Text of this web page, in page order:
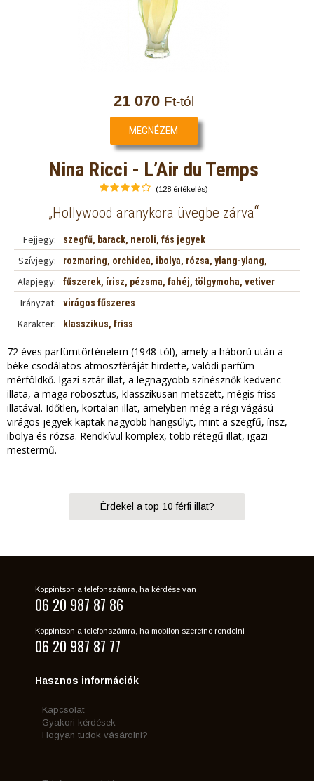
21 070 Ft-tól
MEGNÉZEM
Nina Ricci - L’Air du Temps
(128 értékelés)
„Hollywood aranykora üvegbe zárva“
Fejjegy: szegfű, barack, neroli, fás jegyek
Szívjegy:
rozmaring, orchidea, ibolya, rózsa, ylang-ylang,
szegfűszeg, gardénia
Alapjegy: fűszerek, írisz, pézsma, fahéj, tölgymoha, vetiver
Irányzat: virágos fűszeres
Karakter: klasszikus, friss
72 éves parfümtörténelem (1948-tól), amely a háború után a
béke csodálatos atmoszféráját hirdette, valódi parfüm
mérföldkő. Igazi sztár illat, a legnagyobb színésznők kedvenc
illata, a maga robosztus, klasszikusan metszett, mégis friss
illatával. Időtlen, kortalan illat, amelyben még a régi vágású
virágos jegyek kaptak nagyobb hangsúlyt, mint a szegfű, írisz,
ibolya és rózsa. Rendkívül komplex, több rétegű illat, igazi
mestermű.
Érdekel a top 10 férfi illat?
Koppintson a telefonszámra, ha kérdése van
06 20 987 87 86
Koppintson a telefonszámra, ha mobilon szeretne rendelni
06 20 987 87 77
Hasznos információk
Kapcsolat
Gyakori kérdések
Hogyan tudok vásárolni?